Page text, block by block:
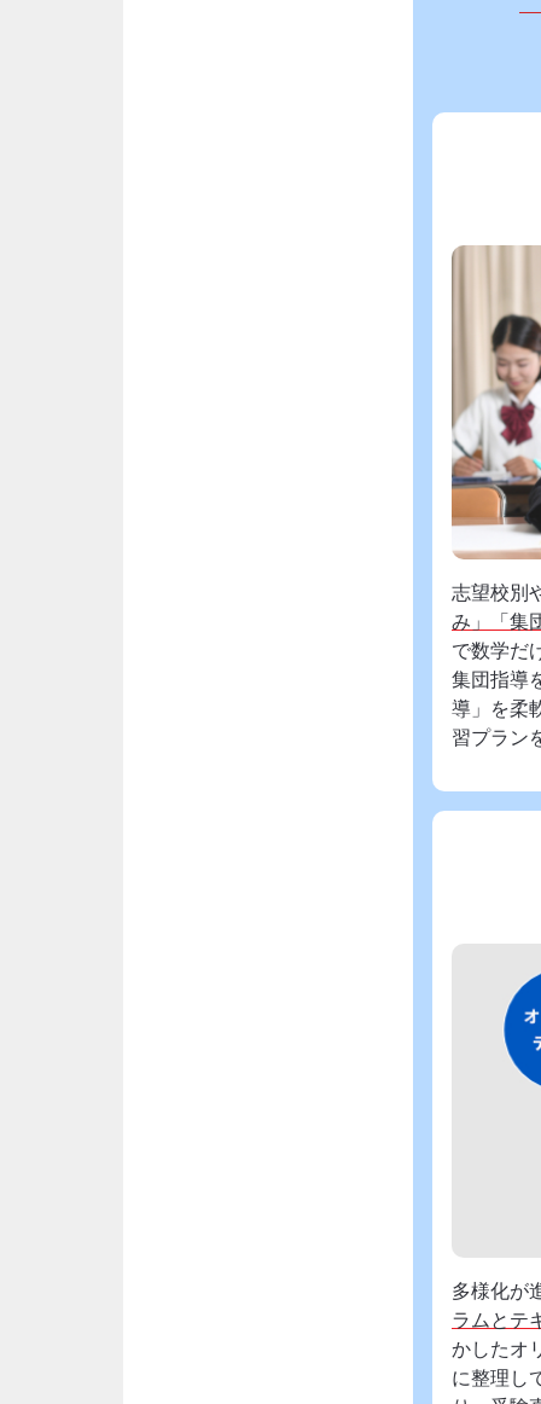
志望校別
み」「集
で数学だ
集団指導
導」を柔
習プラン
多様化が
ラムとテ
かしたオ
に整理し